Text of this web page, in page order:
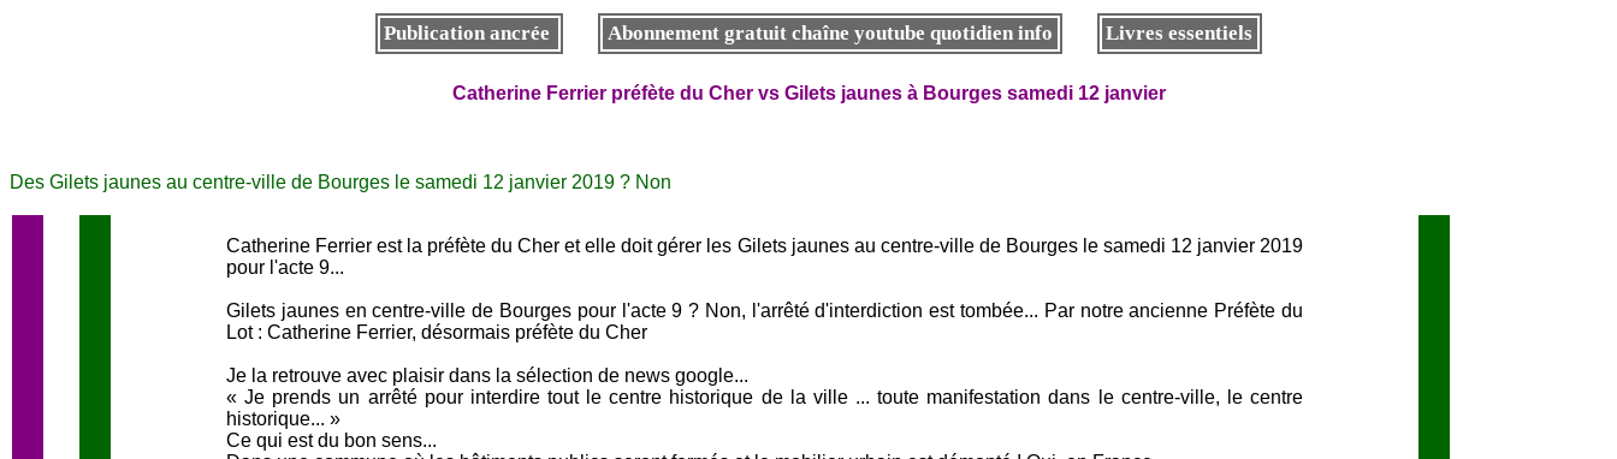
Publication ancrée Abonnement gratuit chaîne youtube quotidien info Livres essentiels
Catherine Ferrier préfète du Cher vs Gilets jaunes à Bourges samedi 12 janvier
Des Gilets jaunes au centre-ville de Bourges le samedi 12 janvier 2019 ? Non
Catherine Ferrier est la préfète du Cher et elle doit gérer les Gilets jaunes au centre-ville de Bourges le samedi 12 janvier 2019
pour l'acte 9...
Gilets jaunes en centre-ville de Bourges pour l'acte 9 ? Non, l'arrêté d'interdiction est tombée... Par notre ancienne Préfète du
Lot : Catherine Ferrier, désormais préfète du Cher
Je la retrouve avec plaisir dans la sélection de news google...
« Je prends un arrêté pour interdire tout le centre historique de la ville ... toute manifestation dans le centre-ville, le centre
historique... »
Ce qui est du bon sens...